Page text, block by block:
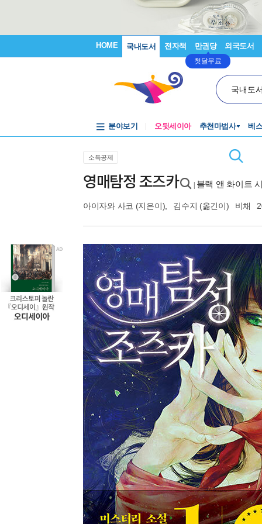
HOME 국내도서 전자책 만권당
첫달무료
외국도서
국내도
분야보기 오뒷세이아 추천마법사 베
소득공제
영매탐정 조즈카 블랙 앤 화이트
아이자와 사코 (지은이), 김수지 (옮긴이) 비채